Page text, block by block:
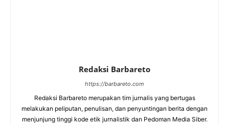
Redaksi Barbareto
https://barbareto.com
Redaksi Barbareto merupakan tim jurnalis yang bertugas
melakukan peliputan, penulisan, dan penyuntingan berita dengan
menjunjung tinggi kode etik jurnalistik dan Pedoman Media Siber.